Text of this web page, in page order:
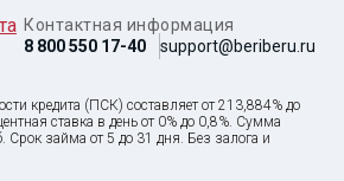
Контактная информация
8 800 550 17-40
support@beriberu.ru
кредита (ПСК) составляет от 213,884% до
ставка в день от 0% до 0,8%. Сумма
Срок займа от 5 до 31 дня. Без залога и